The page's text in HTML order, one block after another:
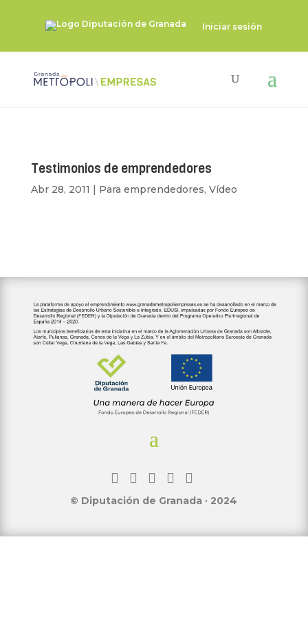
Iniciar sesión
Testimonios de emprendedores
Abr 28, 2011 | Para emprendedores, Vídeo
© Diputación de Granada · 2024